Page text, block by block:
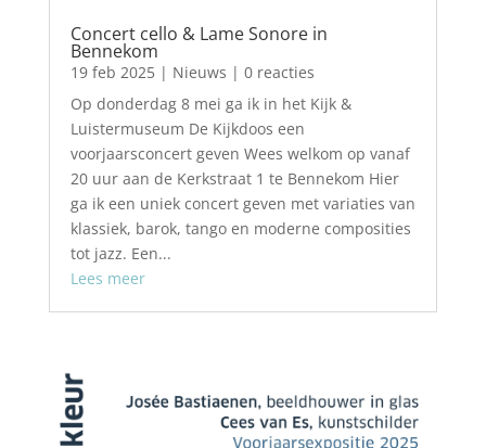
Concert cello & Lame Sonore in
Bennekom
19 feb 2025| Nieuws | 0 reacties
Op donderdag 8 mei ga ik in het Kijk &
Luistermuseum De Kijkdoos een
voorjaarsconcert geven Wees welkom op vanaf
20 uur aan de Kerkstraat 1 te Bennekom Hier
ga ik een uniek concert geven met variaties van
klassiek, barok, tango en moderne composities
tot jazz. Een...
Lees meer